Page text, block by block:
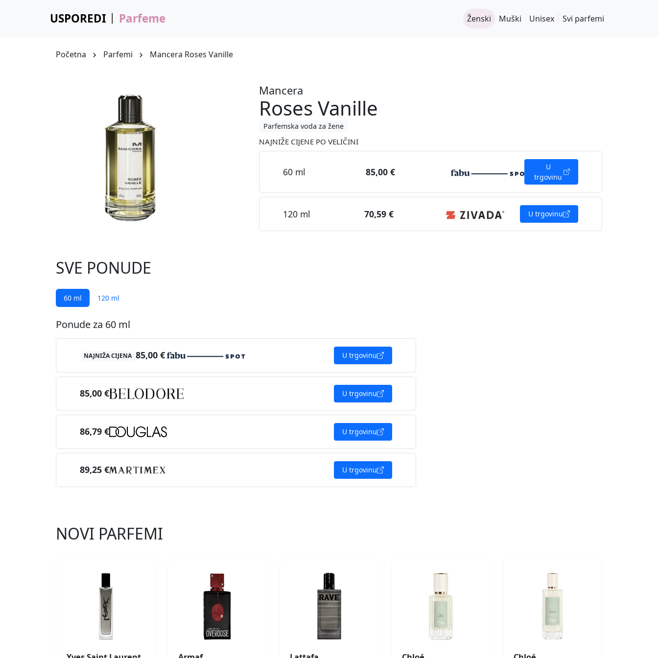
USPOREDI Parfeme Ženski Muški Unisex Svi parfemi
Početna Parfemi Mancera Roses Vanille
Mancera
Roses Vanille
Parfemska voda za žene
NAJNIŽE CIJENE PO VELIČINI
60 ml 85,00 €
U
trgovinu
120 ml 70,59 € U trgovinu
SVE PONUDE
60 ml 120 ml
Ponude za 60 ml
NAJNIŽA CIJENA 85,00 € U trgovinu
85,00 € U trgovinu
86,79 € U trgovinu
89,25 € U trgovinu
NOVI PARFEMI